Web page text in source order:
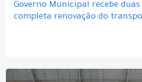
Governo Municipal recebe duas
completa renovação do